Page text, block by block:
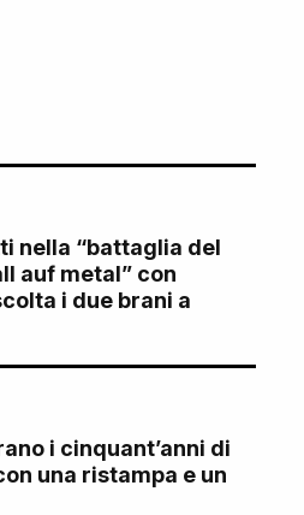
nella “battaglia del
auf metal” con
i due brani a
i cinquant’anni di
una ristampa e un